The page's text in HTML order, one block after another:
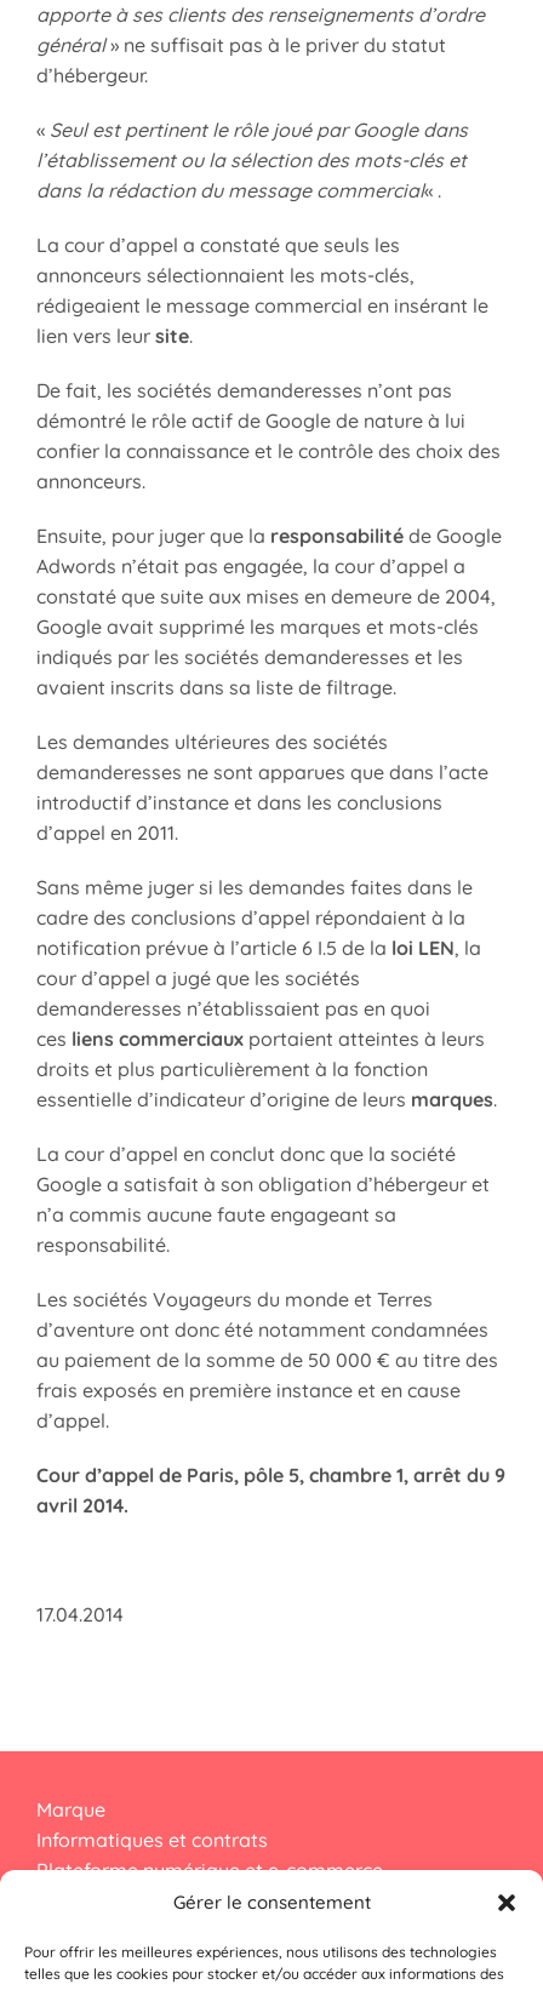
Gérer le consentement
Pour offrir les meilleures expériences, nous utilisons des technologies
telles que les cookies pour stocker et/ou accéder aux informations des
apporte à ses clients des renseignements d’ordre
général» ne suffisait pas à le priver du statut
d’hébergeur.
« Seul est pertinent le rôle joué par Google dans
l’établissement ou la sélection des mots-clés et
dans la rédaction du message commercial« .
La cour d’appel a constaté que seuls les
annonceurs sélectionnaient les mots-clés,
rédigeaient le message commercial en insérant le
lien vers leur site.
De fait, les sociétés demanderesses n’ont pas
démontré le rôle actif de Google de nature à lui
confier la connaissance et le contrôle des choix des
annonceurs.
Ensuite, pour juger que la responsabilité de Google
Adwords n’était pas engagée, la cour d’appel a
constaté que suite aux mises en demeure de 2004,
Google avait supprimé les marques et mots-clés
indiqués par les sociétés demanderesses et les
avaient inscrits dans sa liste de filtrage.
Les demandes ultérieures des sociétés
demanderesses ne sont apparues que dans l’acte
introductif d’instance et dans les conclusions
d’appel en 2011.
Sans même juger si les demandes faites dans le
cadre des conclusions d’appel répondaient à la
notification prévue à l’article 6 I.5 de la loi LEN, la
cour d’appel a jugé que les sociétés
demanderesses n’établissaient pas en quoi
ces liens commerciaux portaient atteintes à leurs
droits et plus particulièrement à la fonction
essentielle d’indicateur d’origine de leurs marques.
La cour d’appel en conclut donc que la société
Google a satisfait à son obligation d’hébergeur et
n’a commis aucune faute engageant sa
responsabilité.
Les sociétés Voyageurs du monde et Terres
d’aventure ont donc été notamment condamnées
au paiement de la somme de 50 000 € au titre des
frais exposés en première instance et en cause
d’appel.
Cour d’appel de Paris, pôle 5, chambre 1, arrêt du 9
avril 2014.
17.04.2014
Marque
Informatiques et contrats
Plateforme numérique et e-commerce
Dessins et modèles